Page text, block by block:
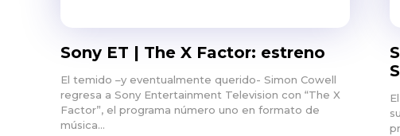
Sony ET | The X Factor: estreno
El temido –y eventualmente querido- Simon Cowell
regresa a Sony Entertainment Television con “The X
Factor”, el programa número uno en formato de
música...